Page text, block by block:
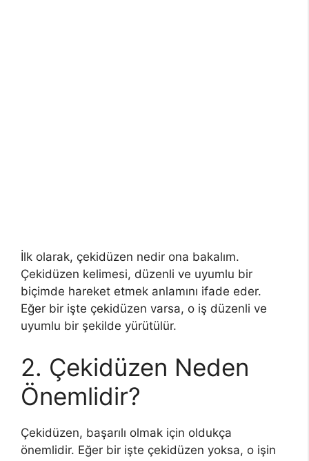
İlk olarak, çekidüzen nedir ona bakalım.
Çekidüzen kelimesi, düzenli ve uyumlu bir
biçimde hareket etmek anlamını ifade eder.
Eğer bir işte çekidüzen varsa, o iş düzenli ve
uyumlu bir şekilde yürütülür.
2. Çekidüzen Neden
Önemlidir?
Çekidüzen, başarılı olmak için oldukça
önemlidir. Eğer bir işte çekidüzen yoksa, o işin